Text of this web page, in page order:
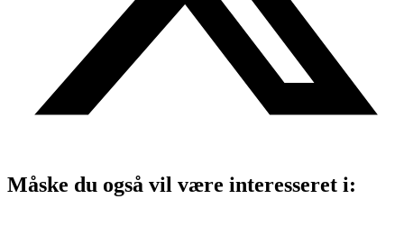
Måske du også vil være interesseret i: